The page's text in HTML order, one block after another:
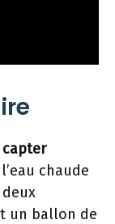
capter
chaude
un ballon de